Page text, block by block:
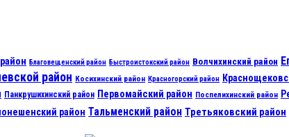
Благовещенский район Быстроистокский район Волчихинский район
район Косихинский район Красногорский район
Панкрушихинский район Первомайский район Поспелихинский район
район Тальменский район Третьяковский район